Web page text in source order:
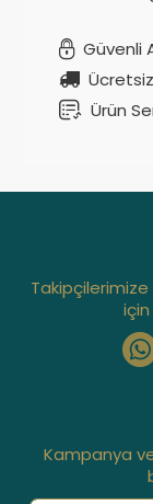
Güvenli
Ürün
Kampanya